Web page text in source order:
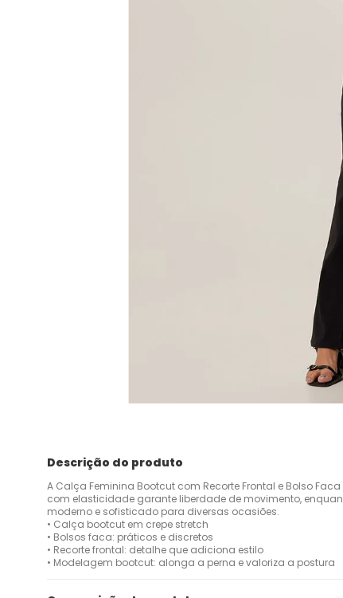
Descrição do produto
A Calça Feminina Bootcut com Recorte Frontal e Bolso
com elasticidade garante liberdade de movimento,
moderno e sofisticado para diversas ocasiões.
• Calça bootcut em crepe stretch
• Bolsos faca: práticos e discretos
• Recorte frontal: detalhe que adiciona estilo
• Modelagem bootcut: alonga a perna e valoriza a postura